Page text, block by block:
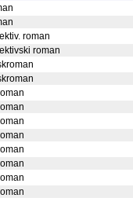
roman
roman